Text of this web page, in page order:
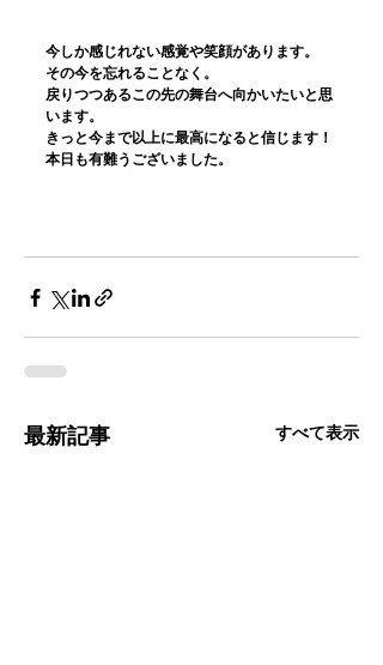
今しか感じれない感覚や笑顔があります。
その今を忘れることなく。
戻りつつあるこの先の舞台へ向かいたいと思
います。
きっと今まで以上に最高になると信じます！
本日も有難うございました。
最新記事 すべて表示